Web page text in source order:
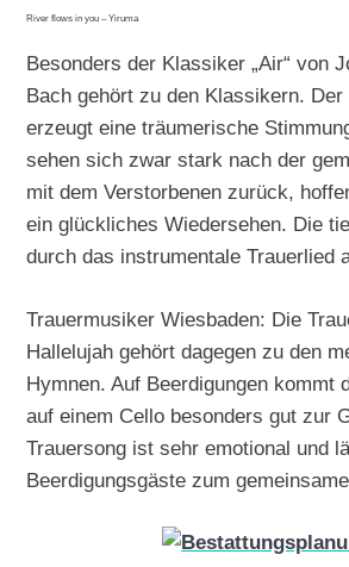
River flows in you – Yiruma
Besonders der Klassiker „Air“ von
Bach gehört zu den Klassikern. Der
erzeugt eine träumerische
sehen sich zwar stark nach der
mit dem Verstorbenen zurück,
ein glückliches Wiedersehen. Die
durch das instrumentale Trauerlied
Trauermusiker Wiesbaden: Die
Hallelujah gehört dagegen zu den
Hymnen. Auf Beerdigungen kommt
auf einem Cello besonders gut zur
Trauersong ist sehr emotional und
Beerdigungsgäste zum